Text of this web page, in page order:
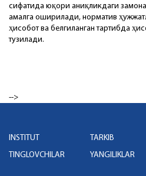
сифатида юқори аниқликдаги
амалга оширилади, норматив
ҳисобот ва белгиланган тартибда
тузилади.
-->
INSTITUT TARKIB
TINGLOVCHILAR
YANGILIKLAR